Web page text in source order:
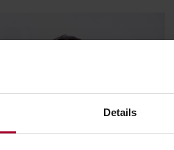
Details